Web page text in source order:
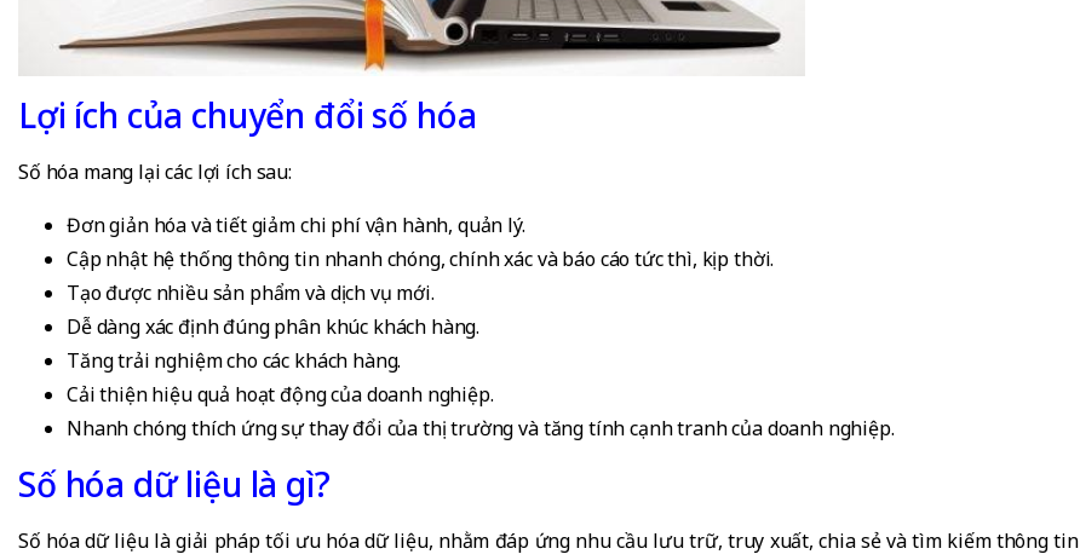
Lợi ích của chuyển đổi số hóa
Số hóa mang lại các lợi ích sau:
Đơn giản hóa và tiết giảm chi phí vận hành, quản lý.
Cập nhật hệ thống thông tin nhanh chóng, chính xác và báo cáo tức thì, kịp thời.
Tạo được nhiều sản phẩm và dịch vụ mới.
Dễ dàng xác định đúng phân khúc khách hàng.
Tăng trải nghiệm cho các khách hàng.
Cải thiện hiệu quả hoạt động của doanh nghiệp.
Nhanh chóng thích ứng sự thay đổi của thị trường và tăng tính cạnh tranh của doanh nghiệp.
Số hóa dữ liệu là gì?
Số hóa dữ liệu là giải pháp tối ưu hóa dữ liệu, nhằm đáp ứng nhu cầu lưu trữ, truy xuất, chia sẻ và tìm kiếm thông tin